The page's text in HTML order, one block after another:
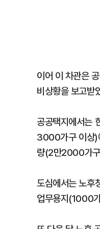
이어 이 차관은
비상황을 보고받
공공택지에서는
3000가구 이상)
량(2만2000가
도심에서는 노후
업무용지(1000